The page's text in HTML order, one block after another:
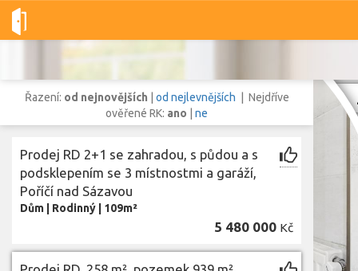
Dobré-nemovitosti.cz obec Poříčí nad Sázavou, okres
Vše Byty Domy
okres Benešov, Středočeský kraj
Cena
Řazení: od nejnovějších od nejlevnějších | Nejdříve
ověřené RK: ano ne
Prodej RD 2+1 se zahradou, s půdou a s
podsklepením se 3 místnostmi a garáží,
Poříčí nad Sázavou
Dům Rodinný 109m²
5 480 000 Kč